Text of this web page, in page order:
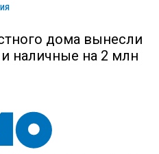
дома вынесли
наличные на 2 млн